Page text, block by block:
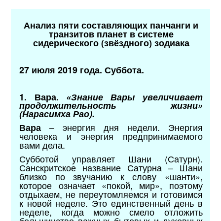
Анализ пяти составляющих панчанги и
транзитов планет в системе
сидерического (звёздного) зодиака
27 июля 2019 года. Суббота.
1. Вара. «Знание Вары увеличивает
продолжительность жизни»
(Нарасимха Рао).
Вара – энергия дня недели. Энергия
человека и энергия предпринимаемого
вами дела.
Субботой управляет Шани (Сатурн).
Санскритское название Сатурна – Шани
близко по звучанию к слову «шанти»,
которое означает «покой, мир», поэтому
отдыхаем, не переутомляемся и готовимся
к новой неделе. Это единственный день в
неделе, когда можно смело отложить